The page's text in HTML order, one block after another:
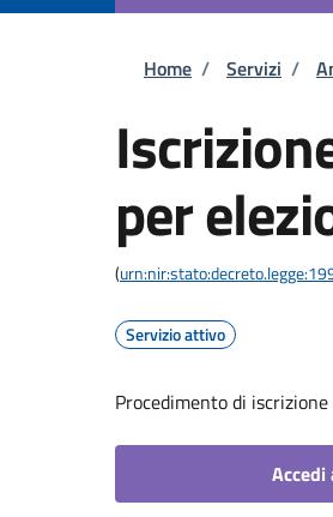
Briciole
Home / Servizi /
per
(
Servizio attivo
Procedimento di
Accedi